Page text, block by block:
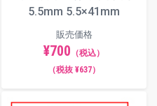
5.5mm 5.5×41mm
販売価格
¥700 （税込）
（税抜 ¥637）